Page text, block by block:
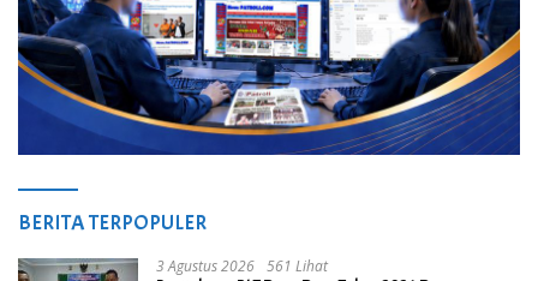
BERITA TERPOPULER
3 Agustus 2026 561 Lihat